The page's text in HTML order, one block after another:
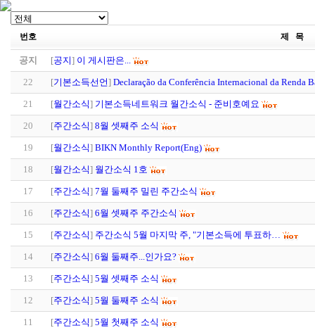
번호 제 목
공지 [공지] 이 게시판은...
22 [기본소득선언] Declaração da Conferência Internacional da Renda
21 [월간소식] 기본소득네트워크 월간소식 - 준비호예요
20 [주간소식] 8월 셋째주 소식
19 [월간소식] BIKN Monthly Report(Eng)
18 [월간소식] 월간소식 1호
17 [주간소식] 7월 둘째주 밀린 주간소식
16 [주간소식] 6월 셋째주 주간소식
15 [주간소식] 주간소식 5월 마지막 주, "기본소득에 투표하…
14 [주간소식] 6월 둘째주...인가요?
13 [주간소식] 5월 셋째주 소식
12 [주간소식] 5월 둘째주 소식
11 [주간소식] 5월 첫째주 소식